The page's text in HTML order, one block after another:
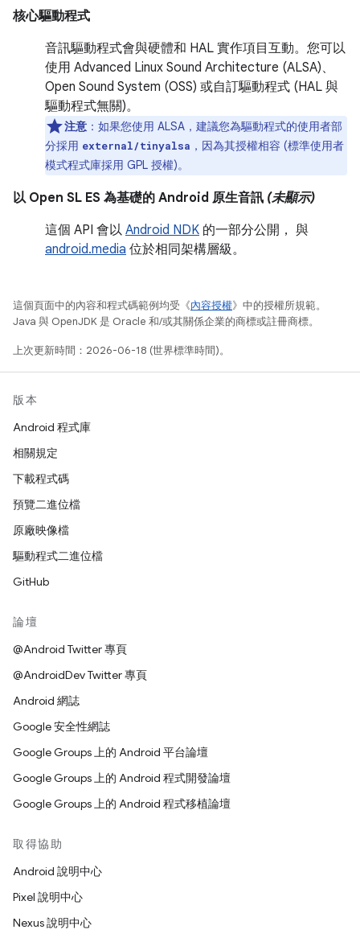
核心驅動程式
音訊驅動程式會與硬體和 HAL 實作項目互動。您可以
使用 Advanced Linux Sound Architecture (ALSA)、
Open Sound System (OSS) 或自訂驅動程式 (HAL 與
驅動程式無關)。
注意 ：如果您使用 ALSA，建議您為驅動程式的使用者部
分採用 external/tinyalsa ，因為其授權相容 (標準使用者
模式程式庫採用 GPL 授權)。
以 Open SL ES 為基礎的 Android 原生音訊 (未顯示)
這個 API 會以 Android NDK 的一部分公開， 與
android.media 位於相同架構層級。
這個頁面中的內容和程式碼範例均受《內容授權》中的授權所規範。
Java 與 OpenJDK 是 Oracle 和/或其關係企業的商標或註冊商標。
上次更新時間：2026-06-18 (世界標準時間)。
版本
Android 程式庫
相關規定
下載程式碼
預覽二進位檔
原廠映像檔
驅動程式二進位檔
GitHub
論壇
@Android Twitter 專頁
@AndroidDev Twitter 專頁
Android 網誌
Google 安全性網誌
Google Groups 上的 Android 平台論壇
Google Groups 上的 Android 程式開發論壇
Google Groups 上的 Android 程式移植論壇
取得協助
Android 說明中心
Pixel 說明中心
Nexus 說明中心